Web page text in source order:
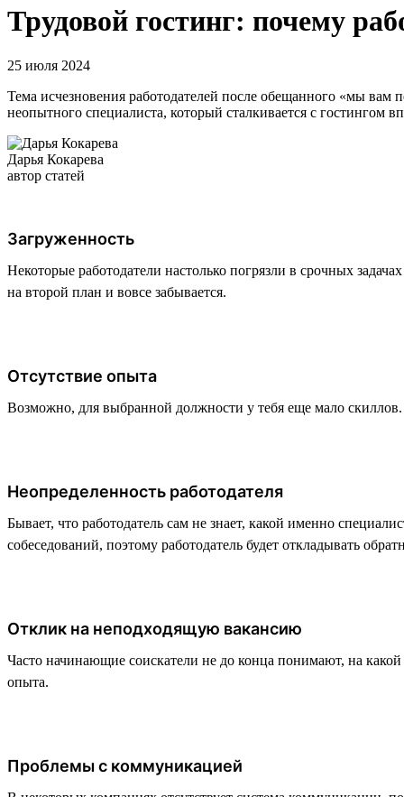
Трудовой гостинг: почему
25 июля 2024
Тема исчезновения работодателей после обещанного «мы
неопытного специалиста, который сталкивается с гостингом
Дарья Кокарева
автор статей
Загруженность
Некоторые работодатели настолько погрязли в срочных
на второй план и вовсе забывается.
Отсутствие опыта
Возможно, для выбранной должности у тебя еще мало скиллов.
Неопределенность работодателя
Бывает, что работодатель сам не знает, какой именно
собеседований, поэтому работодатель будет откладывать
Отклик на неподходящую вакансию
Часто начинающие соискатели не до конца понимают, на
опыта.
Проблемы с коммуникацией